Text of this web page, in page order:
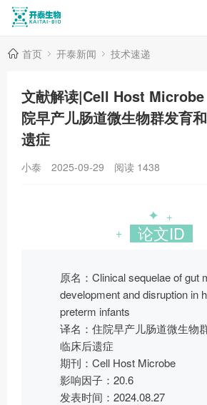
首页 开泰新闻 技术速递
文献解读|Cell Host Microbe
院早产儿肠道微生物群发育
遗症
小泰 2025-09-29 阅读 1438
✦ +
+ 论文ID
原名：Clinical sequelae of gut
development and disruption in
preterm infants
译名：住院早产儿肠道微生物
临床后遗症
期刊：Cell Host Microbe
影响因子：20.6
发表时间：2024.08.27